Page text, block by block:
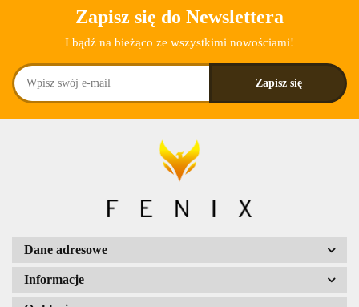
Zapisz się do Newslettera
I bądź na bieżąco ze wszystkimi nowościami!
Dane adresowe
Informacje